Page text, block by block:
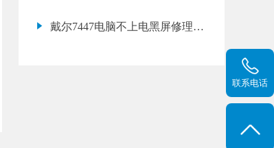
戴尔7447电脑不上电黑屏修理,
联系电话